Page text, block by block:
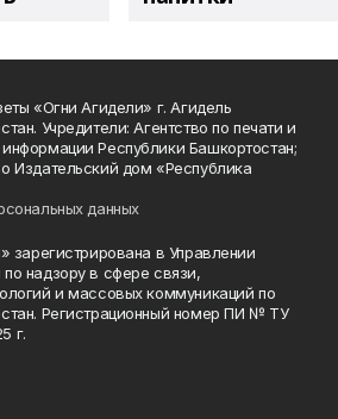
«Огни Агидели» г. Агидель
Учредители: Агентство по печати и
Республики Башкортостан;
Издательский дом «Республика
данных
зарегистрирована в Управлении
надзору в сфере связи,
и массовых коммуникаций по
Регистрационный номер ПИ № ТУ
г.